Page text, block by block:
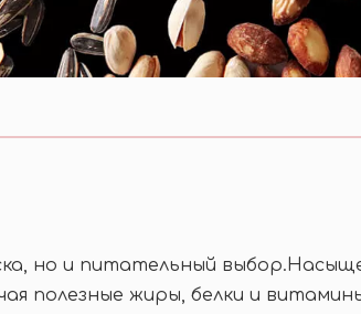
но и питательный
полезные жиры, белки и